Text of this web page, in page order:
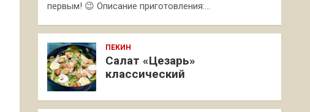
первым! 😉 Описание приготовления:…
ПЕКИН
Салат «Цезарь»
классический